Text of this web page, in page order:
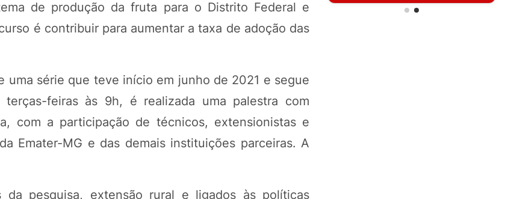
de produção da fruta para o Distrito Federal e
é contribuir para aumentar a taxa de adoção das
série que teve início em junho de 2021 e segue
feiras às 9h, é realizada uma palestra com
com a participação de técnicos, extensionistas e
Emater-MG e das demais instituições parceiras. A
pesquisa, extensão rural e ligados às políticas